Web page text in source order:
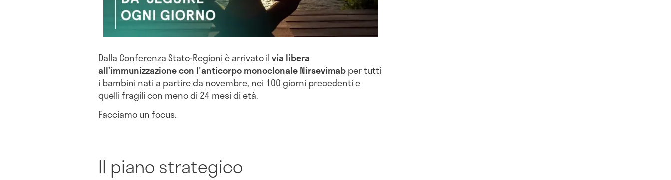
Dalla Conferenza Stato-Regioni è arrivato ilvia libera
all’immunizzazione con l'anticorpo monoclonale Nirsevimabper tutti
i bambini nati a partire da novembre, nei 100 giorni precedenti e
quelli fragili con meno di 24 mesi di età.
Facciamo un focus.
Il piano strategico